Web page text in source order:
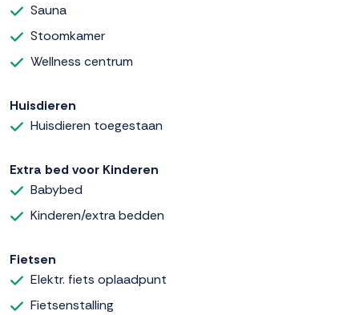
Sauna
Stoomkamer
Wellness centrum
Huisdieren
Huisdieren toegestaan
Extra bed voor Kinderen
Babybed
Kinderen/extra bedden
Fietsen
Elektr. fiets oplaadpunt
Fietsenstalling